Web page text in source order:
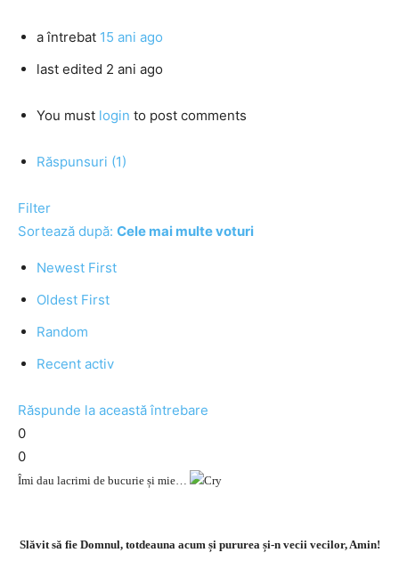
a întrebat 15 ani ago
last edited 2 ani ago
You must login to post comments
Răspunsuri (1)
Filter
Sortează după: Cele mai multe voturi
Newest First
Oldest First
Random
Recent activ
Răspunde la această întrebare
0
0
Îmi dau lacrimi de bucurie și mie…
Slăvit să fie Domnul, totdeauna acum și pururea și-n vecii vecilor, Amin!